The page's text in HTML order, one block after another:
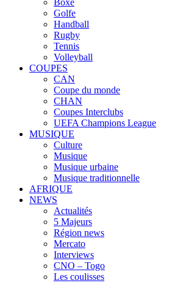
Boxe
Golfe
Handball
Rugby
Tennis
Volleyball
COUPES
CAN
Coupe du monde
CHAN
Coupes Interclubs
UEFA Champions League
MUSIQUE
Culture
Musique
Musique urbaine
Musique traditionnelle
AFRIQUE
NEWS
Actualités
5 Majeurs
Région news
Mercato
Interviews
CNO – Togo
Les coulisses